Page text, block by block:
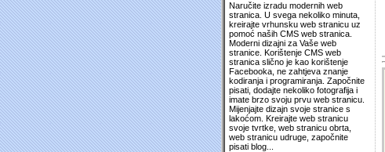
Naručite izradu modernih web
stranica. U svega nekoliko minuta,
kreirajte vrhunsku web stranicu uz
pomoć naših CMS web stranica.
Moderni dizajni za Vaše web
stranice. Korištenje CMS web
stranica slično je kao korištenje
Facebooka, ne zahtjeva znanje
kodiranja i programiranja. Započnite
pisati, dodajte nekoliko fotografija i
imate brzo svoju prvu web stranicu.
Mijenjajte dizajn svoje stranice s
lakoćom. Kreirajte web stranicu
svoje tvrtke, web stranicu obrta,
web stranicu udruge, započnite
pisati blog...